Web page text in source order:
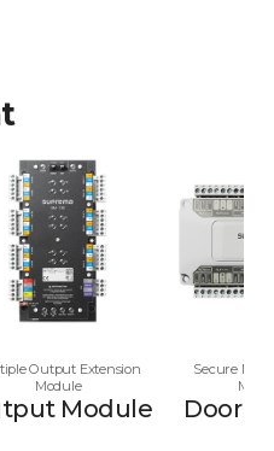
Output Extension
Module
Module
Secure
Door